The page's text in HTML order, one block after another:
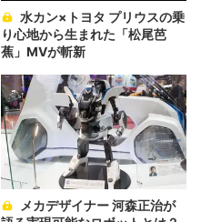
り心地から生まれた「松尾芭
蕉」MVが斬新